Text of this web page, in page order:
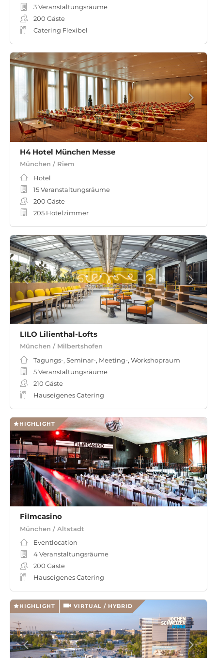
3 Veranstaltungsräume
200 Gäste
Catering Flexibel
H4 Hotel München Messe
München / Riem
Hotel
15 Veranstaltungsräume
200 Gäste
205 Hotelzimmer
LILO Lilienthal-Lofts
München / Milbertshofen
Tagungs-, Seminar-, Meeting-, Workshopraum
5 Veranstaltungsräume
210 Gäste
Hauseigenes Catering
HIGHLIGHT
Filmcasino
München / Altstadt
Eventlocation
4 Veranstaltungsräume
200 Gäste
Hauseigenes Catering
HIGHLIGHT VIRTUAL / HYBRID